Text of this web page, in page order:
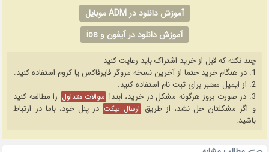
آموزش دانلود در ADM موبایل
آموزش دانلود در آیفون و ios
چند نکته که قبل از خرید اشتراک باید رعایت کنید
1. در هنگام خرید حتما از آخرین نسخه مروگر فایرفاکس یا کروم استفاده کنید.
2. از ایمیل معتبر برای ثبت نام استفاده کنید.
3. در صورت بروز هرگونه مشکل در خرید، ابتدا
سوالات متداول را مطالعه کنید
و اگر مشکلتان حل نشد، از طریق ارسال تیکت در پنل خود، باما در ارتباط
باشید.